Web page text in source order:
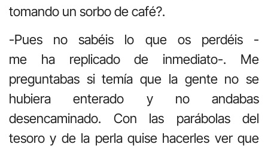
tomando un sorbo de café?.
-Pues no sabéis lo que os perdéis -
me ha replicado de inmediato-. Me
preguntabas si temía que la gente no se
hubiera enterado y no andabas
desencaminado. Con las parábolas del
tesoro y de la perla quise hacerles ver que